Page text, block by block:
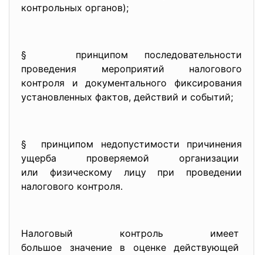
контрольных органов);
§ принципом последовательности
проведения мероприятий налогового
контроля и документального фиксирования
установленных фактов, действий и событий;
§ принципом недопустимости причинения
ущерба проверяемой организации
или физическому лицу при проведении
налогового контроля.
Налоговый контроль имеет
большое значение в оценке действующей